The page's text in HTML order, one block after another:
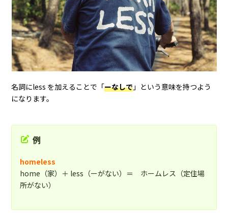
名詞にless を加えることで「ーなしで 」という意味を持つよう
になります。
例
homeless
home（家）＋ less（ーがない）＝ ホームレス（定住場
所がない）